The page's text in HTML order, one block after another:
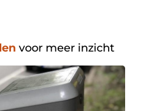
voor meer inzicht